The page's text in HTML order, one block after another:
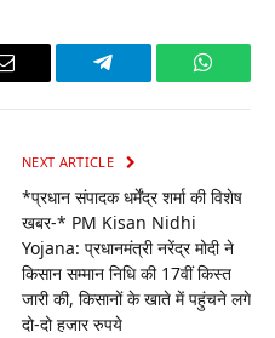
Email Telegram
NEXT ARTICLE
*प्रधान संपादक धर्मेंद्र शर्मा की विशेष
खबर-* PM Kisan Nidhi
Yojana: प्रधानमंत्री नरेंद्र मोदी ने
किसान सम्मान निधि की 17वीं किस्त
जारी की, किसानों के खाते में पहुंचने लगे
दो-दो हजार रुपये